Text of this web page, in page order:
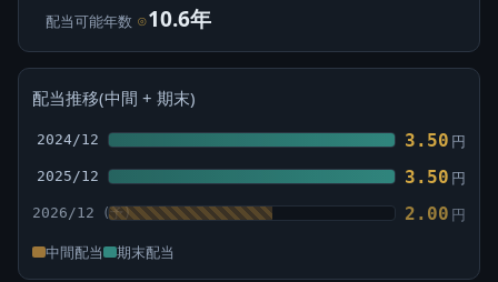
配当可能年数 ⊙10.6年
配当推移(中間 + 期末)
2024/12 3.50 円
2025/12 3.50 円
2026/12 2.00 円
中間配当 期末配当